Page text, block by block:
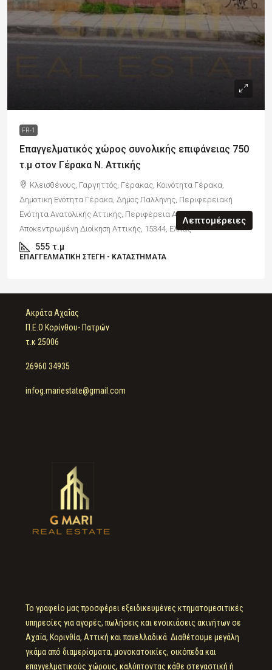
FR-1
Επαγγελματικός χώρος συνολικής επιφάνειας 750
τ.μ στον Γέρακα Ν. Αττικής
Κλεισθένους, Γαργηττός, Γέρακας, Κοινότητα Γέρακα,
Δημοτική Ενότητα Γέρακα, Δήμος Παλλήνης, Περιφερειακή
Ενότητα Ανατολικής Αττικής, Περιφέρεια Αττικής,
Αποκεντρωμένη Διοίκηση Αττικής, 15344, Ελλάς
555 τ.μ
ΕΠΑΓΓΕΛΜΑΤΙΚΉ ΣΤΈΓΗ - ΚΑΤΆΣΤΗΜΑΤΑ
Λεπτομέρειες
Ακράτα Αχαΐας
Π.Ε.Ο Κορίνθου- Πατρών
τ.κ 25006
26960 34935
infog.mariestate@gmail.com
Το γραφείο μας προσφέρει εξειδικευμένες κτηματομεσιτικές
υπηρεσίες για αγορές, πωλήσεις και ενοικιάσεις ακινήτων σε
Αχαΐα, Κορινθία, Αττική και πανελλαδικά. Διαθέτουμε μεγάλη
γκάμα από διαμερίσματα, μονοκατοικίες, οικόπεδα και
επαγγελματικούς χώρους, καλύπτοντας κάθε στεγαστική ή